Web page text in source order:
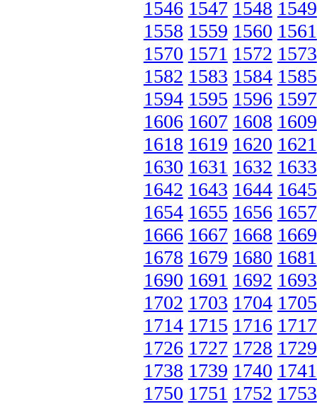
1546 1547 1548 1549
1558 1559 1560 1561
1570 1571 1572 1573
1582 1583 1584 1585
1594 1595 1596 1597
1606 1607 1608 1609
1618 1619 1620 1621
1630 1631 1632 1633
1642 1643 1644 1645
1654 1655 1656 1657
1666 1667 1668 1669
1678 1679 1680 1681
1690 1691 1692 1693
1702 1703 1704 1705
1714 1715 1716 1717
1726 1727 1728 1729
1738 1739 1740 1741
1750 1751 1752 1753